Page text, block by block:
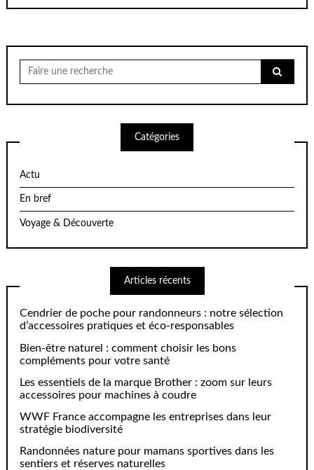
Chercher
pour:
Catégories
Actu
En bref
Voyage & Découverte
Articles récents
Cendrier de poche pour randonneurs : notre sélection
d’accessoires pratiques et éco-responsables
Bien-être naturel : comment choisir les bons
compléments pour votre santé
Les essentiels de la marque Brother : zoom sur leurs
accessoires pour machines à coudre
WWF France accompagne les entreprises dans leur
stratégie biodiversité
Randonnées nature pour mamans sportives dans les
sentiers et réserves naturelles